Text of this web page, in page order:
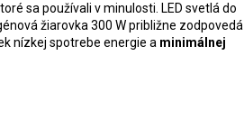
sa používali v minulosti. LED svetlá do
žiarovka 300 W približne zodpovedá
nízkej spotrebe energie a minimálnej